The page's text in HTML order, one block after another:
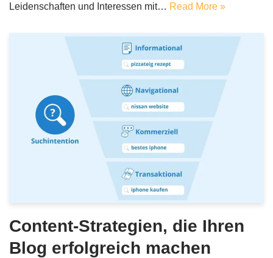
Leidenschaften und Interessen mit… Read More »
Content-Strategien, die Ihren
Blog erfolgreich machen